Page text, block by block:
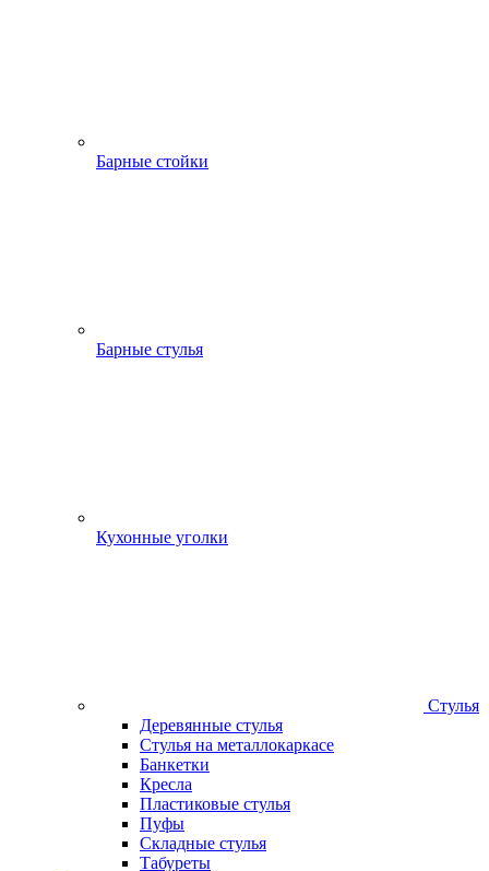
Барные стойки
Барные стулья
Кухонные уголки
Стулья
Деревянные стулья
Стулья на металлокаркасе
Банкетки
Кресла
Пластиковые стулья
Пуфы
Складные стулья
Табуреты